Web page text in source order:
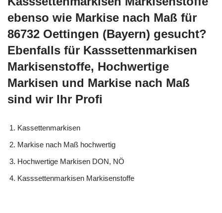
ebenso wie Markise nach Maß für
86732 Oettingen (Bayern) gesucht?
Ebenfalls für Kasssettenmarkisen
Markisenstoffe, Hochwertige
Markisen und Markise nach Maß
sind wir Ihr Profi
Kassettenmarkisen
Markise nach Maß hochwertig
Hochwertige Markisen DON, NÖ
Kasssettenmarkisen Markisenstoffe